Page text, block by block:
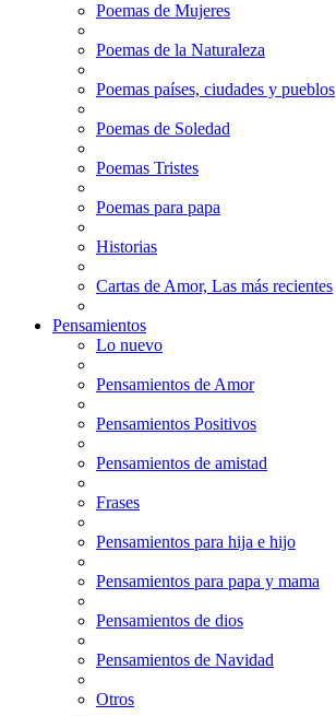
Poemas de Mujeres
Poemas de la Naturaleza
Poemas países, ciudades y pueblos
Poemas de Soledad
Poemas Tristes
Poemas para papa
Historias
Cartas de Amor, Las más recientes
Pensamientos
Lo nuevo
Pensamientos de Amor
Pensamientos Positivos
Pensamientos de amistad
Frases
Pensamientos para hija e hijo
Pensamientos para papa y mama
Pensamientos de dios
Pensamientos de Navidad
Otros